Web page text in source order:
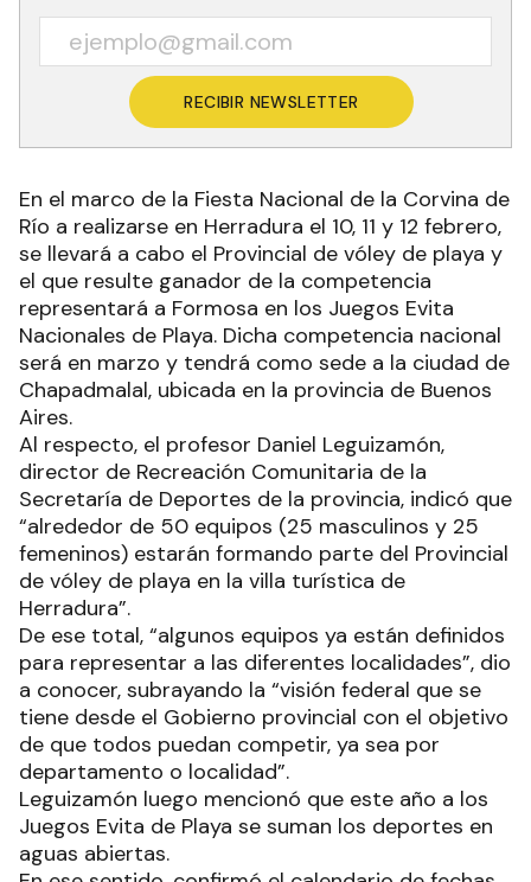
RECIBIR NEWSLETTER
En el marco de la Fiesta Nacional de la Corvina de
Río a realizarse en Herradura el 10, 11 y 12 febrero,
se llevará a cabo el Provincial de vóley de playa y
el que resulte ganador de la competencia
representará a Formosa en los Juegos Evita
Nacionales de Playa. Dicha competencia nacional
será en marzo y tendrá como sede a la ciudad de
Chapadmalal, ubicada en la provincia de Buenos
Aires.
Al respecto, el profesor Daniel Leguizamón,
director de Recreación Comunitaria de la
Secretaría de Deportes de la provincia, indicó que
“alrededor de 50 equipos (25 masculinos y 25
femeninos) estarán formando parte del Provincial
de vóley de playa en la villa turística de
Herradura”.
De ese total, “algunos equipos ya están definidos
para representar a las diferentes localidades”, dio
a conocer, subrayando la “visión federal que se
tiene desde el Gobierno provincial con el objetivo
de que todos puedan competir, ya sea por
departamento o localidad”.
Leguizamón luego mencionó que este año a los
Juegos Evita de Playa se suman los deportes en
aguas abiertas.